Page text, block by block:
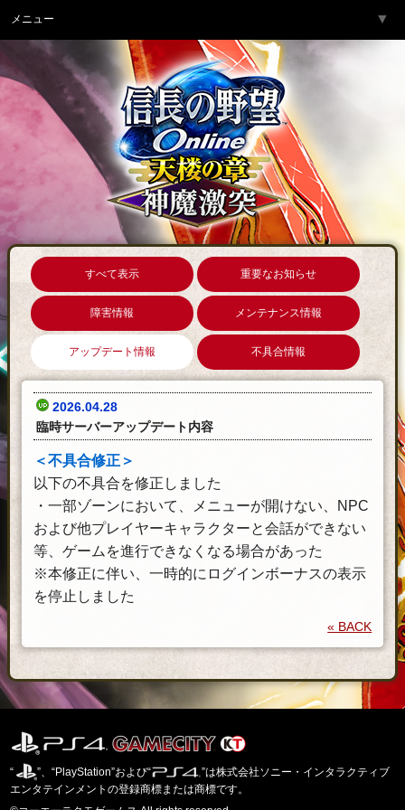
メニュー ▼
トップページ
ゲーム紹介
サービス
コミュニティ
ネットカフェ ▼
すべて表示 重要なお知らせ
障害情報 メンテナンス情報
アップデート情報 不具合情報
2026.04.28
臨時サーバーアップデート内容
＜不具合修正＞
以下の不具合を修正しました
・一部ゾーンにおいて、メニューが開けない、NPC
および他プレイヤーキャラクターと会話ができない
等、ゲームを進行できなくなる場合があった
※本修正に伴い、一時的にログインボーナスの表示
を停止しました
« BACK
“ ”、“PlayStation”および“
”は株式会社ソニー・インタラクティブ
エンタテインメントの登録商標または商標です。